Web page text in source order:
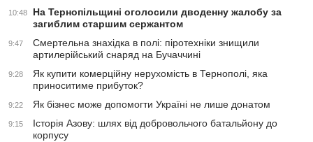
10:48
На Тернопільщині оголосили дводенну жалобу за
загиблим старшим сержантом
9:47
Смертельна знахідка в полі: піротехніки знищили
артилерійський снаряд на Бучаччині
9:28
Як купити комерційну нерухомість в Тернополі, яка
приноситиме прибуток?
9:22 Як бізнес може допомогти Україні не лише донатом
9:15
Історія Азову: шлях від добровольчого батальйону до
корпусу